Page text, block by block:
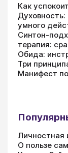
Как
Духовность:
умного
Синтон-
терапия:
Обида:
Три
Манифест
Личностная
О пользе